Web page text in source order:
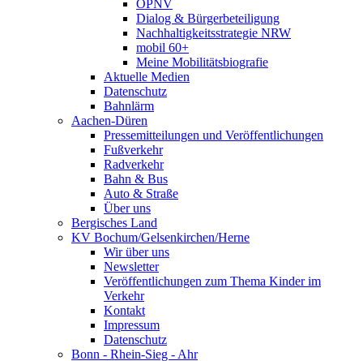
ÖPNV
Dialog & Bürgerbeteiligung
Nachhaltigkeitsstrategie NRW
mobil 60+
Meine Mobilitätsbiografie
Aktuelle Medien
Datenschutz
Bahnlärm
Aachen-Düren
Pressemitteilungen und Veröffentlichungen
Fußverkehr
Radverkehr
Bahn & Bus
Auto & Straße
Über uns
Bergisches Land
KV Bochum/Gelsenkirchen/Herne
Wir über uns
Newsletter
Veröffentlichungen zum Thema Kinder im
Verkehr
Kontakt
Impressum
Datenschutz
Bonn - Rhein-Sieg - Ahr